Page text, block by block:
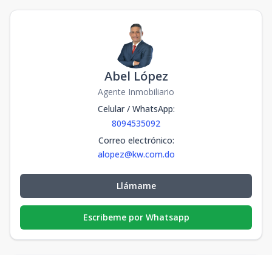
Abel López
Agente Inmobiliario
Celular / WhatsApp:
8094535092
Correo electrónico:
alopez@kw.com.do
Llámame
Escribeme por Whatsapp